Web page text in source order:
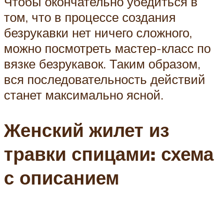
том, что в процессе создания
безрукавки нет ничего сложного,
можно посмотреть мастер-класс по
вязке безрукавок. Таким образом,
вся последовательность действий
станет максимально ясной.
Женский жилет из
травки спицами: схема
с описанием